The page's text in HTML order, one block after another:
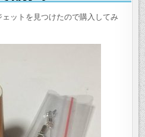
ットを見つけたので購入してみ